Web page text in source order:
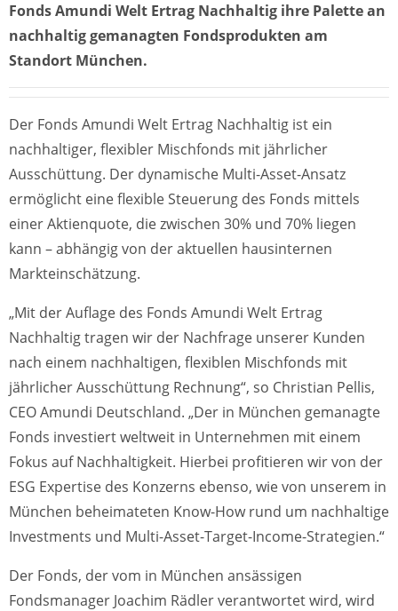
Fonds Amundi Welt Ertrag Nachhaltig ihre Palette an
nachhaltig gemanagten Fondsprodukten am
Standort München.
Der Fonds Amundi Welt Ertrag Nachhaltig ist ein
nachhaltiger, flexibler Mischfonds mit jährlicher
Ausschüttung. Der dynamische Multi-Asset-Ansatz
ermöglicht eine flexible Steuerung des Fonds mittels
einer Aktienquote, die zwischen 30% und 70% liegen
kann – abhängig von der aktuellen hausinternen
Markteinschätzung.
„Mit der Auflage des Fonds Amundi Welt Ertrag
Nachhaltig tragen wir der Nachfrage unserer Kunden
nach einem nachhaltigen, flexiblen Mischfonds mit
jährlicher Ausschüttung Rechnung“, so Christian Pellis,
CEO Amundi Deutschland. „Der in München gemanagte
Fonds investiert weltweit in Unternehmen mit einem
Fokus auf Nachhaltigkeit. Hierbei profitieren wir von der
ESG Expertise des Konzerns ebenso, wie von unserem in
München beheimateten Know-How rund um nachhaltige
Investments und Multi-Asset-Target-Income-Strategien.“
Der Fonds, der vom in München ansässigen
Fondsmanager Joachim Rädler verantwortet wird, wird